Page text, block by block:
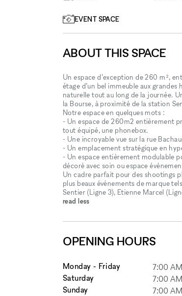
EVENT SPACE
ABOUT THIS SPACE
Un espace d’exception de 260 m²,
étage d’un bel immeuble aux
naturelle tout au long de la journée.
la Bourse, à proximité de la station
Notre espace en quelques mots :
- Un espace de 260m2 entièrement
tout équipé, une phonebox.
- Une incroyable vue sur la rue
- Un emplacement stratégique en
- Un espace entièrement modulable
décoré avec soin ou espace
Un cadre parfait pour des shootings
plus beaux événements de marque
Sentier (Ligne 3), Etienne Marcel
read less
OPENING HOURS
Monday - Friday 7:00 AM
Saturday
7:00 AM
Sunday
7:00 AM